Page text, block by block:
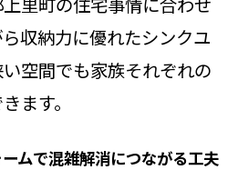
収納力に優れたシンクユ
空間でも家族それぞれの
ます。
ムで混雑解消につながる工夫